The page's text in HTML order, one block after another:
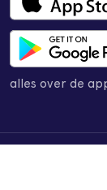
alles over de